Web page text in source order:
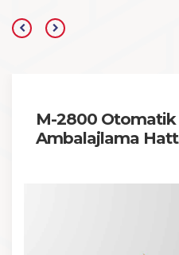
M-2800 Otomatik
Ambalajlama